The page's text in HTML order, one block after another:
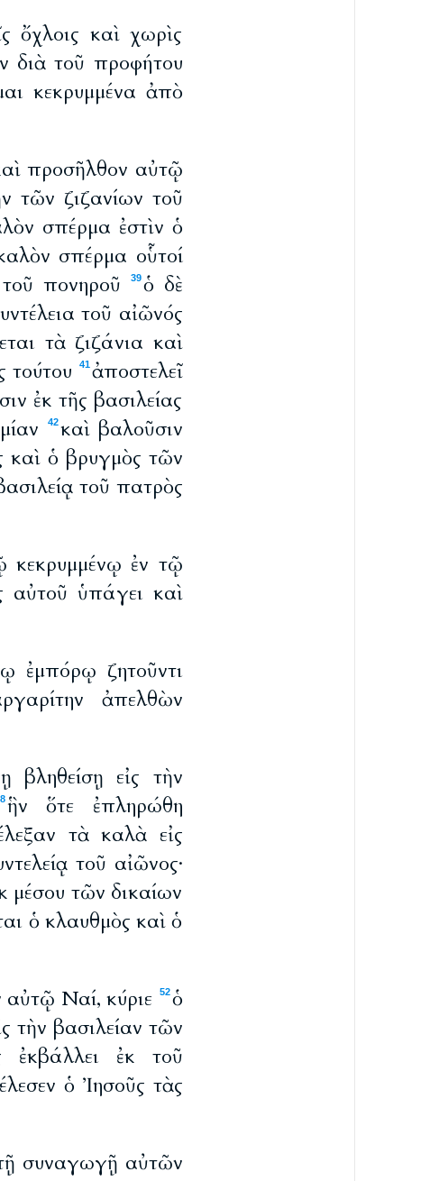
ὄχλοις καὶ χωρὶς
διὰ τοῦ προφήτου
κεκρυμμένα ἀπὸ
προσῆλθον αὐτῷ
τῶν ζιζανίων τοῦ
σπέρμα ἐστὶν ὁ
σπέρμα οὗτοί
τοῦ πονηροῦ
39ὁ δὲ
τοῦ αἰῶνός
τὰ ζιζάνια καὶ
τούτου
41 ἀποστελεῖ
ἐκ τῆς βασιλείας
42καὶ βαλοῦσιν
καὶ ὁ βρυγμὸς τῶν
τοῦ πατρὸς
κεκρυμμένῳ ἐν τῷ
ὑπάγει καὶ
ἐμπόρῳ ζητοῦντι
ἀπελθὼν
εἰς τὴν
ἣν ὅτε ἐπληρώθη
τὰ καλὰ εἰς
τοῦ αἰῶνος·
μέσου τῶν δικαίων
ὁ κλαυθμὸς καὶ ὁ
αὐτῷ Ναί, κύριε 52 ὁ
τὴν βασιλείαν τῶν
ἐκβάλλει ἐκ τοῦ
ὁ Ἰησοῦς τὰς
τῇ συναγωγῇ αὐτῶν